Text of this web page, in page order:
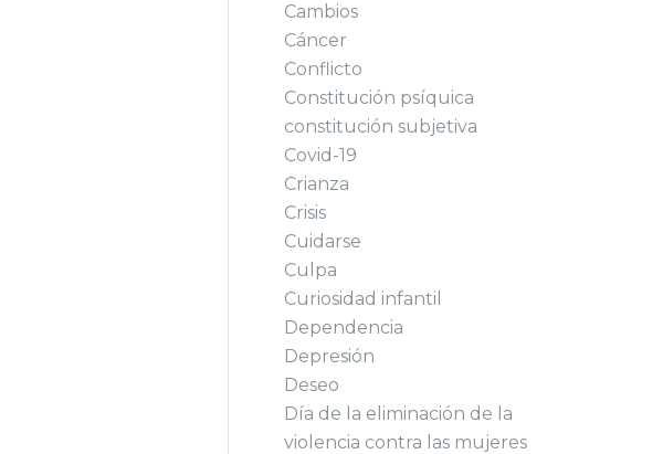
Cambios
Cáncer
Conflicto
Constitución psíquica
constitución subjetiva
Covid-19
Crianza
Crisis
Cuidarse
Culpa
Curiosidad infantil
Dependencia
Depresión
Deseo
Día de la eliminación de la
violencia contra las mujeres